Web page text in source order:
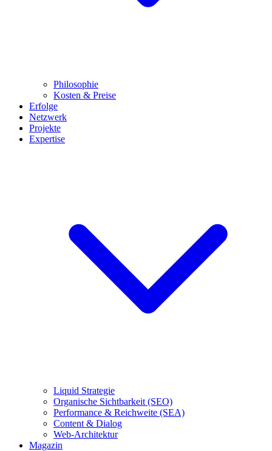
Philosophie
Kosten & Preise
Erfolge
Netzwerk
Projekte
Expertise
Liquid Strategie
Organische Sichtbarkeit (SEO)
Performance & Reichweite (SEA)
Content & Dialog
Web-Architektur
Magazin